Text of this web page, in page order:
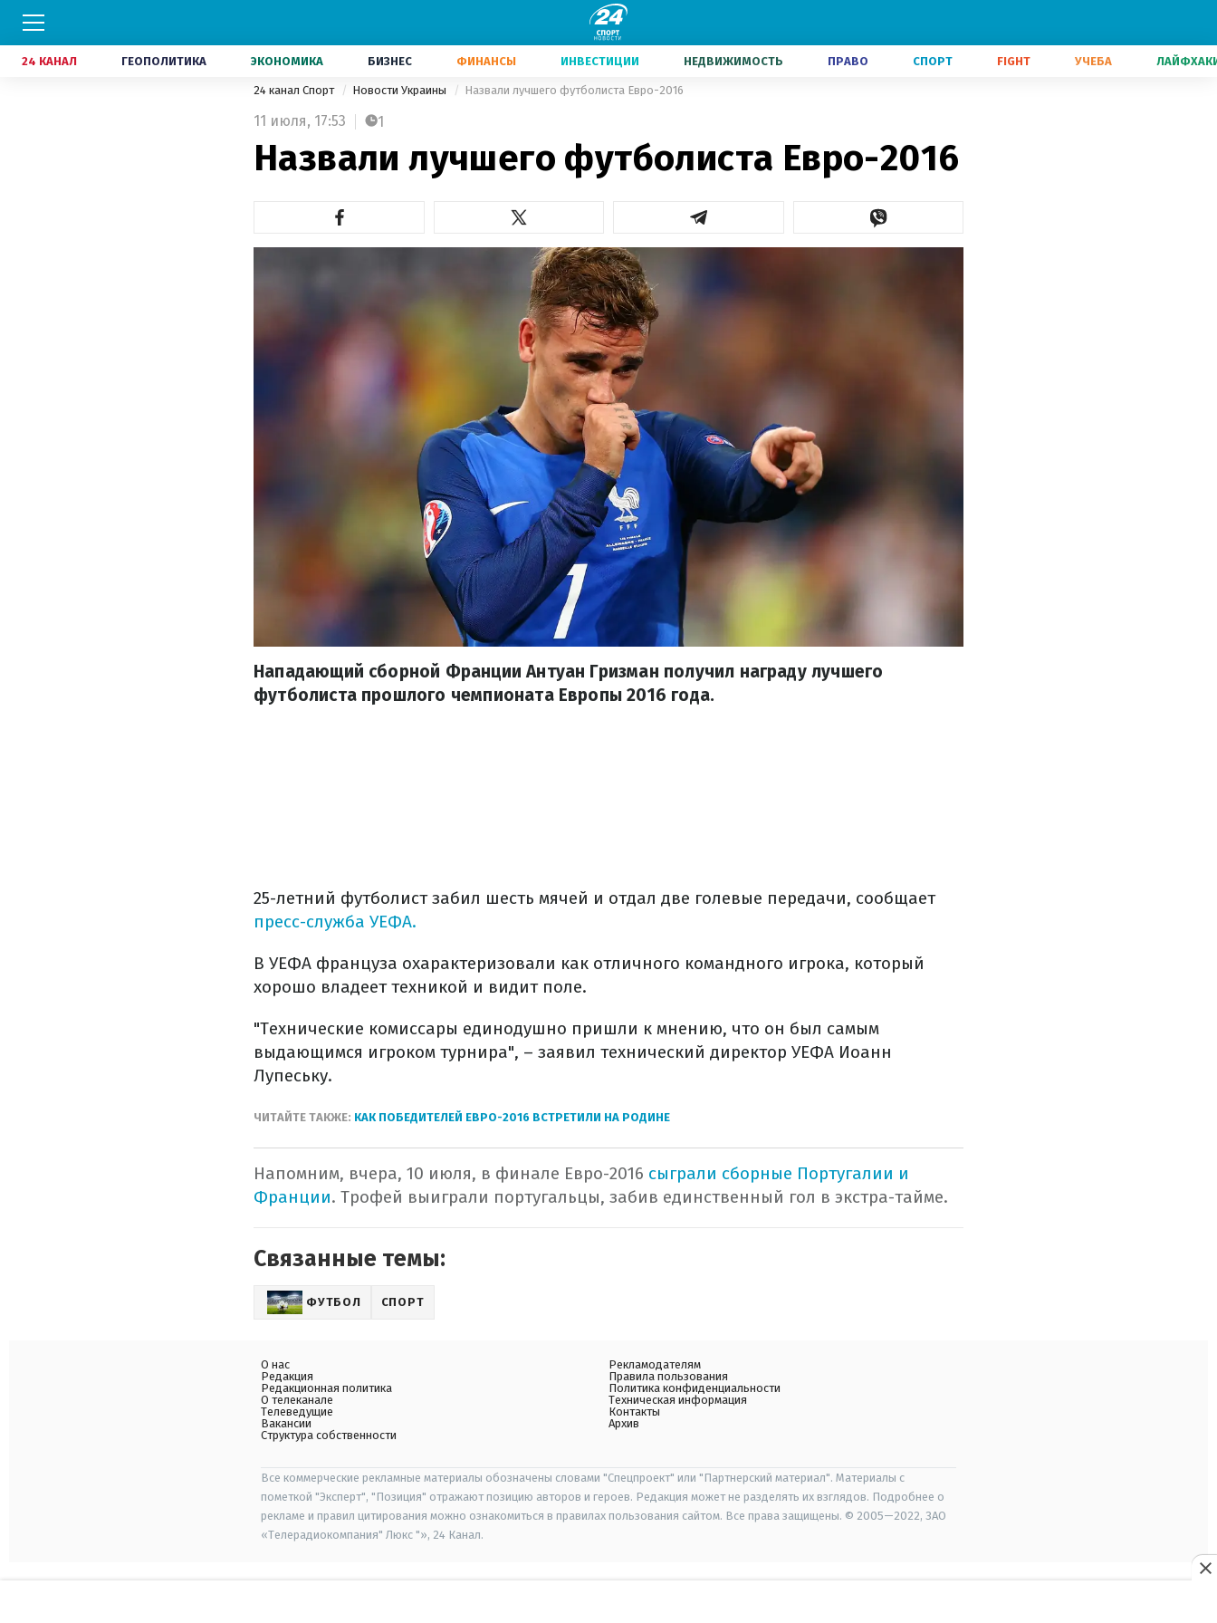
24 КАНАЛ ГЕОПОЛИТИКА ЭКОНОМИКА БИЗНЕС ФИНАНСЫ ИНВЕСТИЦИИ НЕДВИЖИМОСТЬ ПРАВО СПОРТ FIGHT УЧЕБА
24 канал Спорт Новости Украины Назвали лучшего футболиста Евро-2016
11 июля, 17:53 1
Назвали лучшего футболиста Евро-2016
Нападающий сборной Франции Антуан Гризман получил награду лучшего
футболиста прошлого чемпионата Европы 2016 года.
25-летний футболист забил шесть мячей и отдал две голевые передачи, сообщает
пресс-служба УЕФА.
В УЕФА француза охарактеризовали как отличного командного игрока, который
хорошо владеет техникой и видит поле.
"Технические комиссары единодушно пришли к мнению, что он был самым
выдающимся игроком турнира", – заявил технический директор УЕФА Иоанн
Лупеську.
ЧИТАЙТЕ ТАКЖЕ: КАК ПОБЕДИТЕЛЕЙ ЕВРО-2016 ВСТРЕТИЛИ НА РОДИНЕ
Напомним, вчера, 10 июля, в финале Евро-2016 сыграли сборные Португалии и
Франции. Трофей выиграли португальцы, забив единственный гол в экстра-тайме.
Связанные темы:
ФУТБОЛ СПОРТ
О нас
Редакция
Редакционная политика
О телеканале
Телеведущие
Вакансии
Структура собственности
Рекламодателям
Правила пользования
Политика конфиденциальности
Техническая информация
Контакты
Архив
Все коммерческие рекламные материалы обозначены словами "Спецпроект" или "Партнерский материал". Материалы с
пометкой "Эксперт", "Позиция" отражают позицию авторов и героев. Редакция может не разделять их взглядов. Подробнее о
рекламе и правил цитирования можно ознакомиться в правилах пользования сайтом. Все права защищены. © 2005—2022, ЗАО
«Телерадиокомпания" Люкс "», 24 Канал.